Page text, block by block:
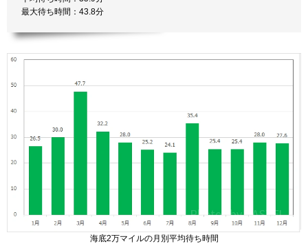
最大待ち時間：43.8分
海底2万マイルの月別平均待ち時間